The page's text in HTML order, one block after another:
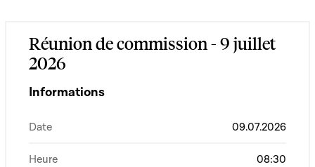
Réunion de commission - 9 juillet
2026
Informations
Date 09.07.2026
Heure 08:30